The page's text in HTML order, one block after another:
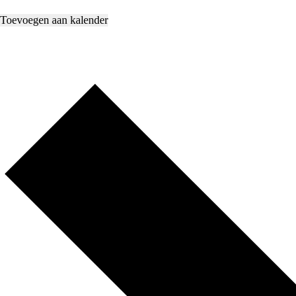
Toevoegen aan kalender